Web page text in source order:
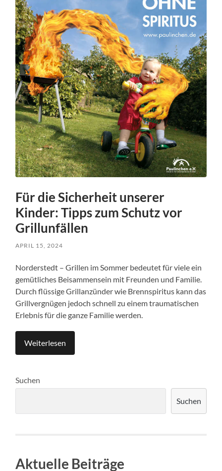
Für die Sicherheit unserer
Kinder: Tipps zum Schutz vor
Grillunfällen
APRIL 15, 2024
Norderstedt – Grillen im Sommer bedeutet für viele ein
gemütliches Beisammensein mit Freunden und Familie.
Durch flüssige Grillanzünder wie Brennspiritus kann das
Grillvergnügen jedoch schnell zu einem traumatischen
Erlebnis für die ganze Familie werden.
Weiterlesen
Suchen
Suchen
Aktuelle Beiträge